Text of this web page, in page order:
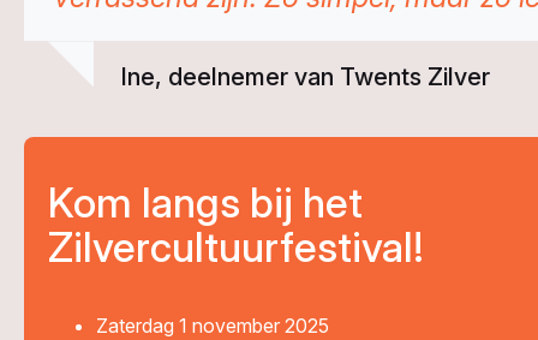
Ine, deelnemer van Twents Zilver
Kom langs bij het
Zilvercultuurfestival!
Zaterdag 1 november 2025